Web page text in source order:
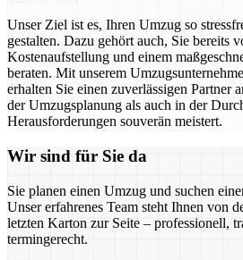
Unser Ziel ist es, Ihren Umzug so
gestalten. Dazu gehört auch, Sie bereits
Kostenaufstellung und einem
beraten. Mit unserem
erhalten Sie einen zuverlässigen Partner
der Umzugsplanung als auch in der
Herausforderungen souverän meistert.
Wir sind für Sie da
Sie planen einen Umzug und suchen
Unser erfahrenes Team steht Ihnen von
letzten Karton zur Seite – professionell,
termingerecht.